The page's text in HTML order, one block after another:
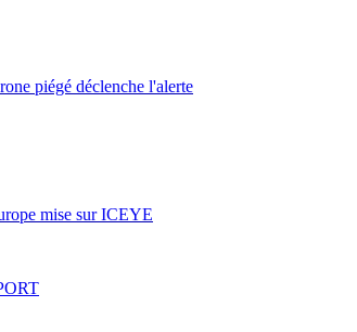
piégé déclenche l'alerte
mise sur ICEYE